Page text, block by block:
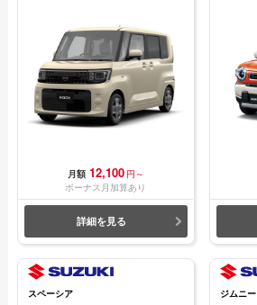
月額 12,100 円～
ボーナス月加算あり
詳細を見る
スペーシア ジムニー